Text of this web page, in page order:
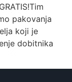
pakovanja
koji je
dobitnika